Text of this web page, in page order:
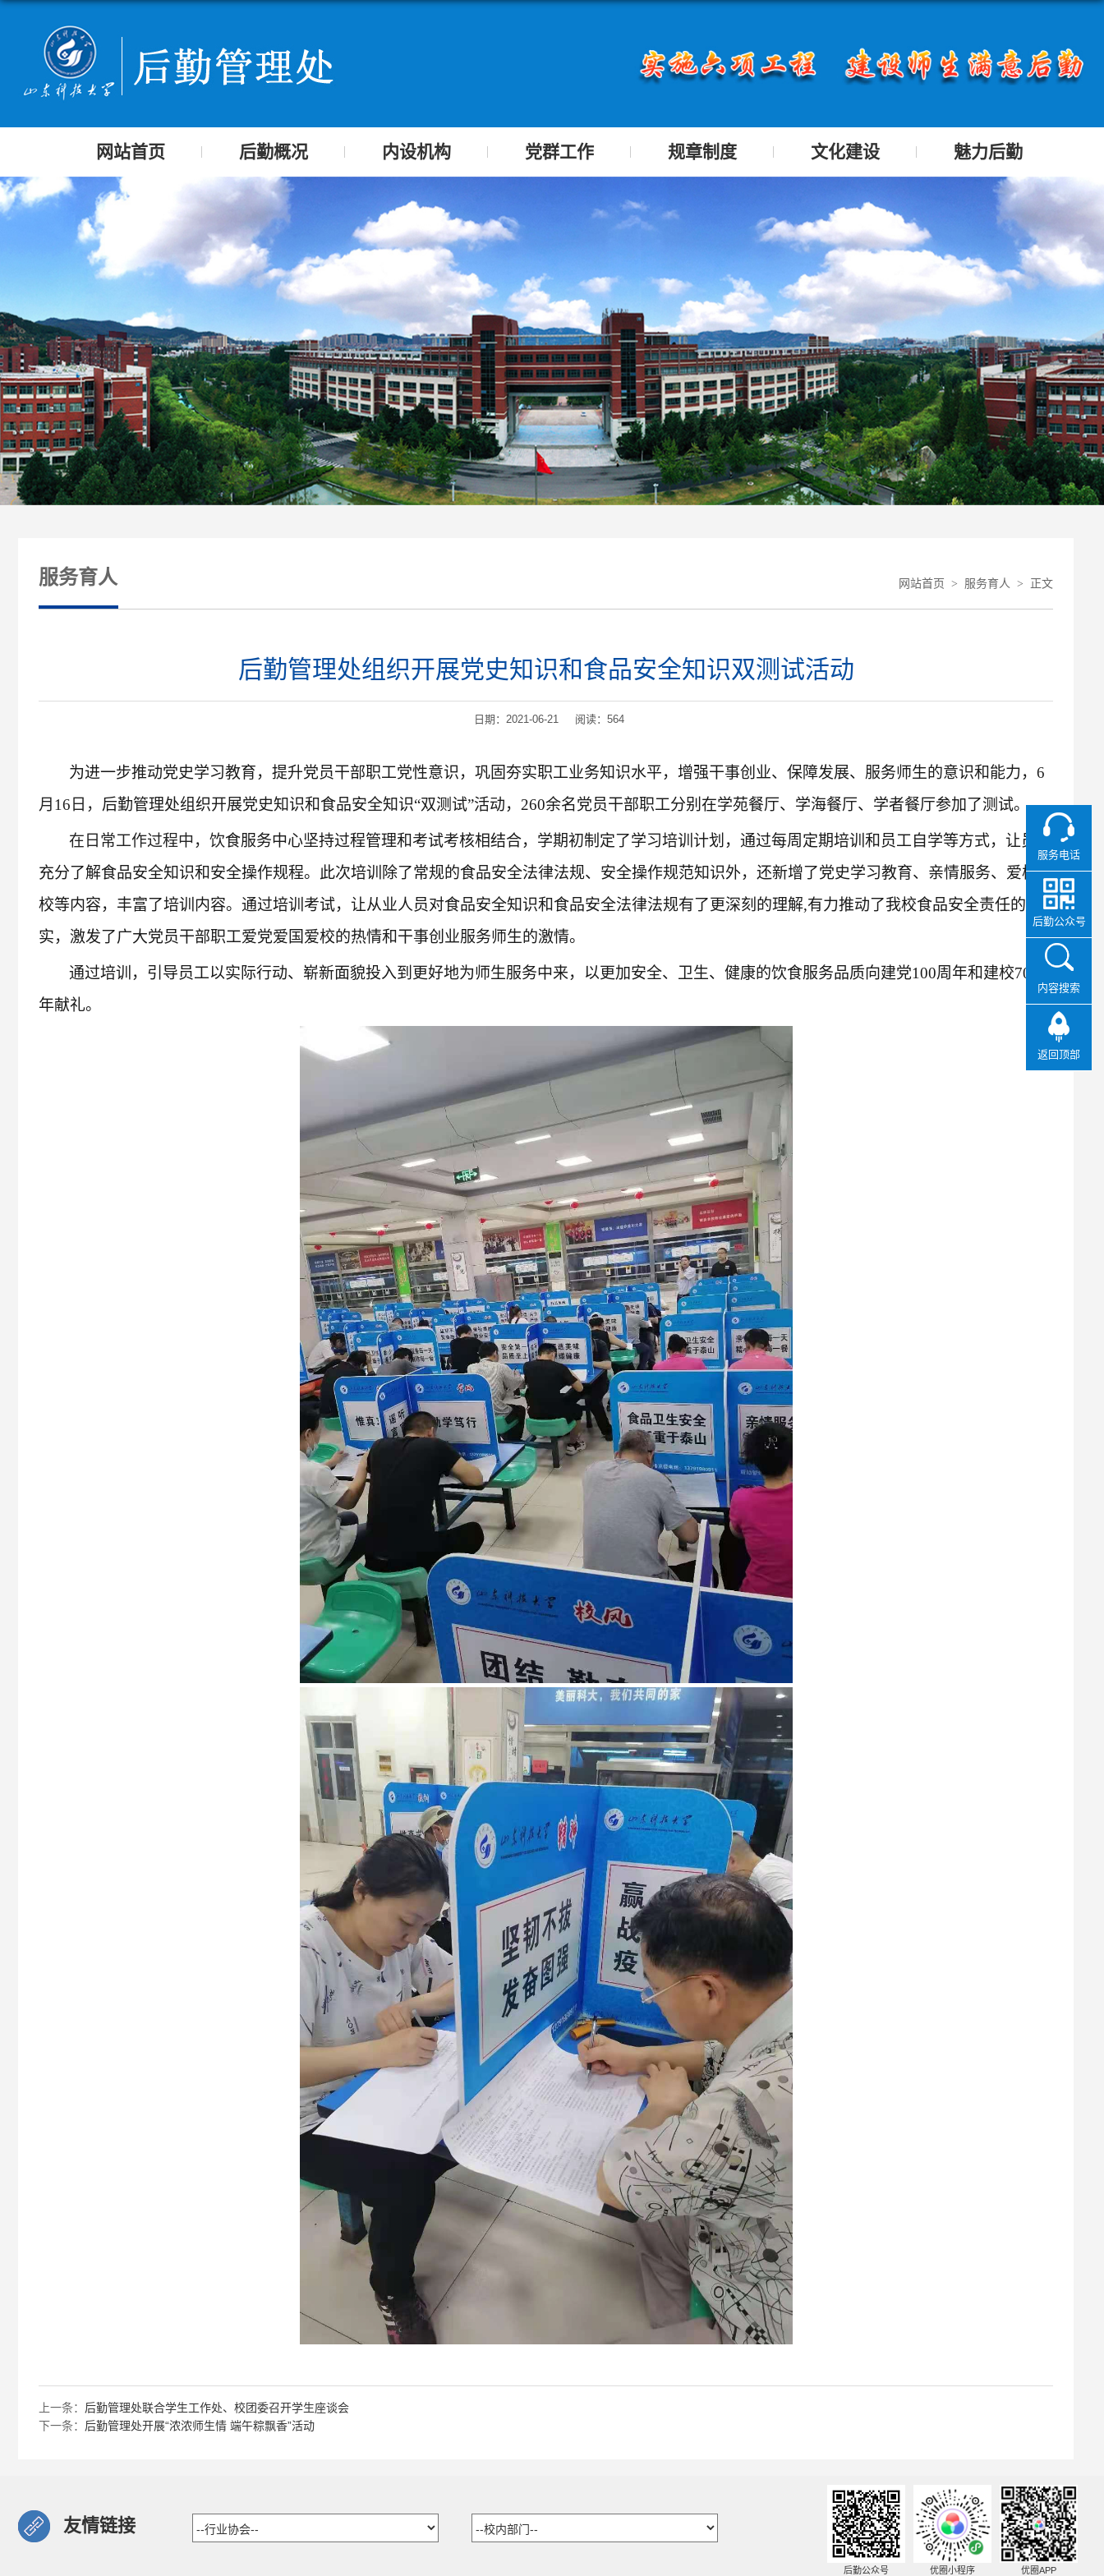
网站首页 后勤概况 内设机构 党群工作 规章制度 文化建设 魅力后勤
服务育人 网站首页 > 服务育人 > 正文
后勤管理处组织开展党史知识和食品安全知识双测试活动
日期：2021-06-21 阅读： 564
为进一步推动党史学习教育，提升党员干部职工党性意识，巩固夯实职工业务知识水平，增强干事创业、保障发展、服务师生的意识和能力， 6
月16 日， 后勤管理处组织开展党史知识和食品安全知识“双测试”活动，260余名党员干部职工分别在学苑餐厅、学海餐厅、学者餐厅参加了测试。
在日常工作过程中，饮食服务中心坚持过程管理和考试考核相结合，学期初制定了学习培训计划，通过每周定期培训和员工自学等方式，让员工
充分了解食品安全知识和安全操作规程。此次培训除了常规的食品安全法律法规、安全操作规范知识外，还新增了党史学习教育、亲情服务、爱校护
校等内容，丰富了培训内容。通过培训考试，让从业人员对食品安全知识和食品安全法律法规有了更深刻的理解,有力推动了我校食品安全责任的落
实，激发了广大党员干部职工爱党爱国爱校的热情和干事创业服务师生的激情。
通过培训，引导员工以实际行动、崭新面貌投入到更好地为师生服务中来，以更加安全、卫生、健康的饮食服务品质向建党100周年和建校70
年献礼。
上一条： 后勤管理处联合学生工作处、校团委召开学生座谈会
下一条： 后勤管理处开展“浓浓师生情 端午粽飘香”活动
友情链接
优圈APP
优圈小程序
后勤公众号
服务电话
后勤公众号
内容搜索
返回顶部